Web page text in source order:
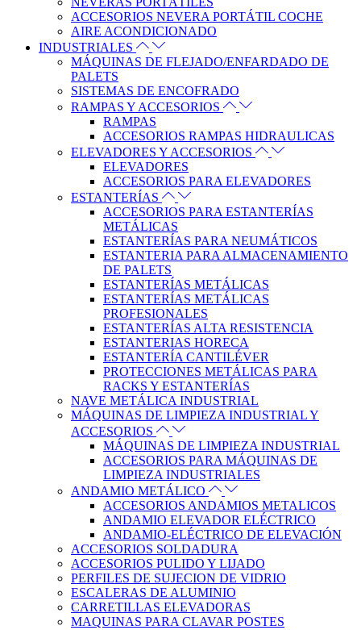
ACCESORIOS NEVERA PORTÁTIL COCHE
AIRE ACONDICIONADO
INDUSTRIALES
MÁQUINAS DE FLEJADO/ENFARDADO DE
PALETS
SISTEMAS DE ENCOFRADO
RAMPAS Y ACCESORIOS
RAMPAS
ACCESORIOS RAMPAS HIDRAULICAS
ELEVADORES Y ACCESORIOS
ELEVADORES
ACCESORIOS PARA ELEVADORES
ESTANTERÍAS
ACCESORIOS PARA ESTANTERÍAS
METÁLICAS
ESTANTERÍAS PARA NEUMÁTICOS
ESTANTERIA PARA ALMACENAMIENTO
DE PALETS
ESTANTERÍAS METÁLICAS
ESTANTERÍAS METÁLICAS
PROFESIONALES
ESTANTERÍAS ALTA RESISTENCIA
ESTANTERIAS HORECA
ESTANTERÍA CANTILÉVER
PROTECCIONES METÁLICAS PARA
RACKS Y ESTANTERÍAS
NAVE METÁLICA INDUSTRIAL
MÁQUINAS DE LIMPIEZA INDUSTRIAL Y
ACCESORIOS
MÁQUINAS DE LIMPIEZA INDUSTRIAL
ACCESORIOS PARA MÁQUINAS DE
LIMPIEZA INDUSTRIALES
ANDAMIO METÁLICO
ACCESORIOS ANDAMIOS METALICOS
ANDAMIO ELEVADOR ELÉCTRICO
ANDAMIO-ELÉCTRICO DE ELEVACIÓN
ACCESORIOS SOLDADURA
ACCESORIOS PULIDO Y LIJADO
PERFILES DE SUJECION DE VIDRIO
ESCALERAS DE ALUMINIO
CARRETILLAS ELEVADORAS
MAQUINAS PARA CLAVAR POSTES